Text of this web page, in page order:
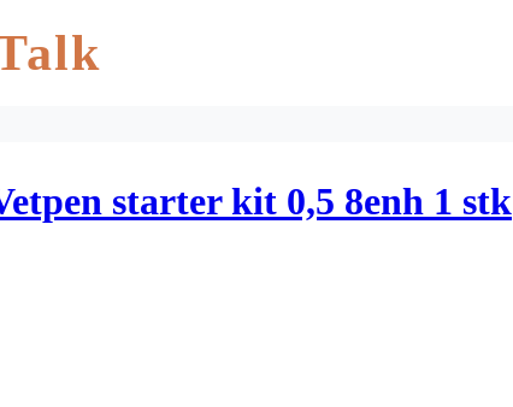
starter kit 0,5 8enh 1 stk